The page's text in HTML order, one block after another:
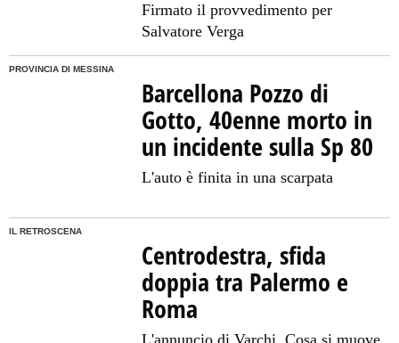
Firmato il provvedimento per
Salvatore Verga
PROVINCIA DI MESSINA
Barcellona Pozzo di
Gotto, 40enne morto in
un incidente sulla Sp 80
L'auto è finita in una scarpata
IL RETROSCENA
Centrodestra, sfida
doppia tra Palermo e
Roma
L'annuncio di Varchi. Cosa si muove